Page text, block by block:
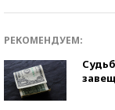
РЕКОМЕНДУЕМ: